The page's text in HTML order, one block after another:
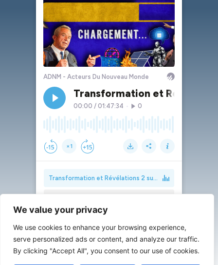
We value your privacy
We use cookies to enhance your browsing experience,
serve personalized ads or content, and analyze our traffic.
By clicking "Accept All", you consent to our use of cookies.